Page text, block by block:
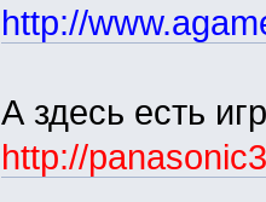
http://
А здесь есть
http://